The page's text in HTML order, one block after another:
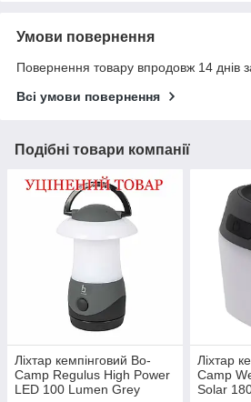
Умови повернення
Повернення товару впродовж 14 днів
Всі умови повернення
Подібні товари компанії
Ліхтар кемпінговий Bo-
Camp Regulus High Power
LED 100 Lumen Grey
Ліхтар
Camp
Solar